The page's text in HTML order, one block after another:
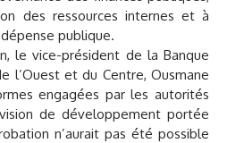
des ressources internes et à
publique.
le vice-président de la Banque
l’Ouest et du Centre, Ousmane
engagées par les autorités
de développement portée
n’aurait pas été possible